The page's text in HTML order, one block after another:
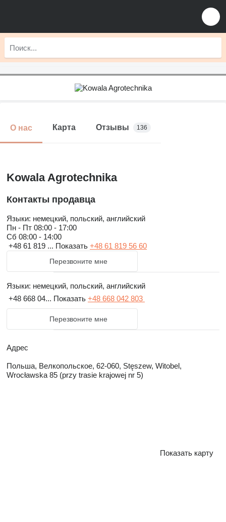
О нас Карта Отзывы 136
Kowala Agrotechnika
Контакты продавца
Языки: немецкий, польский, английский
Пн - Пт 08:00 - 17:00
Сб 08:00 - 14:00
+48 61 819 ... Показать +48 61 819 56 60
Перезвоните мне
Языки: немецкий, польский, английский
+48 668 04... Показать +48 668 042 803
Перезвоните мне
Адрес
Польша, Велкопольское, 62-060, Stęszew, Witobel,
Wrocławska 85 (przy trasie krajowej nr 5)
Показать карту